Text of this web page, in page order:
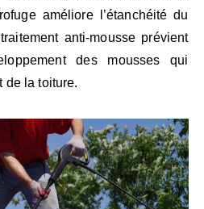
améliore l’étanchéité du
anti-mousse prévient
des mousses qui
de la toiture.